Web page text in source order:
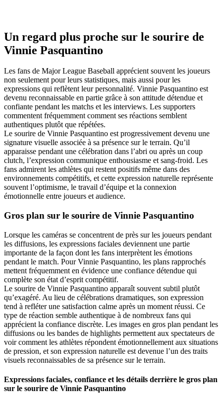
Un regard plus proche sur le sourire de
Vinnie Pasquantino
Les fans de Major League Baseball apprécient souvent les joueurs
non seulement pour leurs statistiques, mais aussi pour les
expressions qui reflètent leur personnalité. Vinnie Pasquantino est
devenu reconnaissable en partie grâce à son attitude détendue et
confiante pendant les matchs et les interviews. Les supporters
commentent fréquemment comment ses réactions semblent
authentiques plutôt que répétées.
Le sourire de Vinnie Pasquantino est progressivement devenu une
signature visuelle associée à sa présence sur le terrain. Qu’il
apparaisse pendant une célébration dans l’abri ou après un coup
clutch, l’expression communique enthousiasme et sang-froid. Les
fans admirent les athlètes qui restent positifs même dans des
environnements compétitifs, et cette expression naturelle représente
souvent l’optimisme, le travail d’équipe et la connexion
émotionnelle entre joueurs et audience.
Gros plan sur le sourire de Vinnie Pasquantino
Lorsque les caméras se concentrent de près sur les joueurs pendant
les diffusions, les expressions faciales deviennent une partie
importante de la façon dont les fans interprètent les émotions
pendant le match. Pour Vinnie Pasquantino, les plans rapprochés
mettent fréquemment en évidence une confiance détendue qui
complète son état d’esprit compétitif.
Le sourire de Vinnie Pasquantino apparaît souvent subtil plutôt
qu’exagéré. Au lieu de célébrations dramatiques, son expression
tend à refléter une satisfaction calme après un moment réussi. Ce
type de réaction semble authentique à de nombreux fans qui
apprécient la confiance discrète. Les images en gros plan pendant les
diffusions ou les bandes de highlights permettent aux spectateurs de
voir comment les athlètes répondent émotionnellement aux situations
de pression, et son expression naturelle est devenue l’un des traits
visuels reconnaissables de sa présence sur le terrain.
Expressions faciales, confiance et les détails derrière le gros plan
sur le sourire de Vinnie Pasquantino